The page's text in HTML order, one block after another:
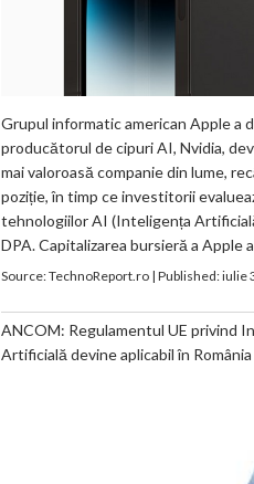
Grupul informatic american Apple a
producătorul de cipuri AI, Nvidia,
mai valoroasă companie din lume,
poziție, în timp ce investitorii
tehnologiilor AI (Inteligența
DPA. Capitalizarea bursieră a Apple a
Source:TechnoReport.ro| Published:iulie
ANCOM: Regulamentul UE privind
Artificială devine aplicabil în